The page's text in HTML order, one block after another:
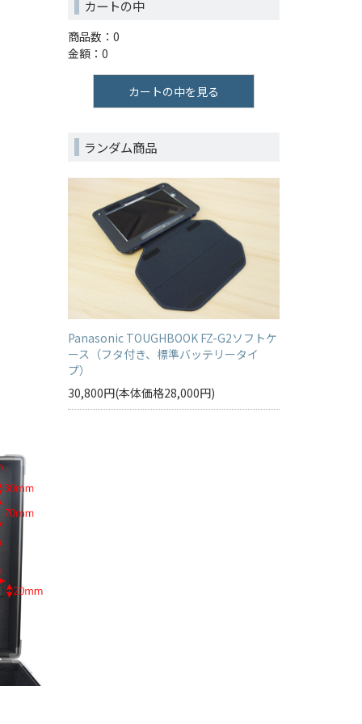
カートの中
商品数：0
金額：0
カートの中を見る
ランダム商品
Panasonic TOUGHBOOK FZ-G2ソフトケ
ース（フタ付き、標準バッテリータイ
プ）
30,800円(本体価格28,000円)